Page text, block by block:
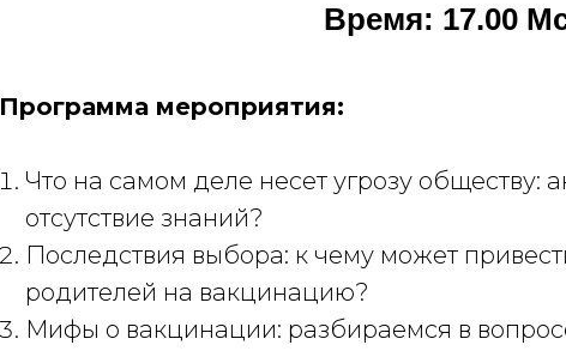
Время: 17.00
Программа мероприятия:
Что на самом деле несет угрозу обществу:
отсутствие знаний?
Последствия выбора: к чему может
родителей на вакцинацию?
Мифы о вакцинации: разбираемся в